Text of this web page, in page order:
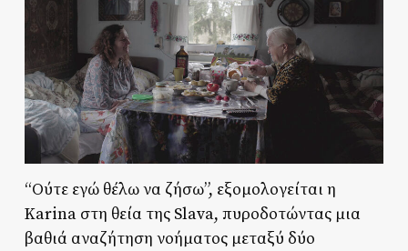
“Ούτε εγώ θέλω να ζήσω”, εξομολογείται η
Karina στη θεία της Slava, πυροδοτώντας μια
βαθιά αναζήτηση νοήματος μεταξύ δύο